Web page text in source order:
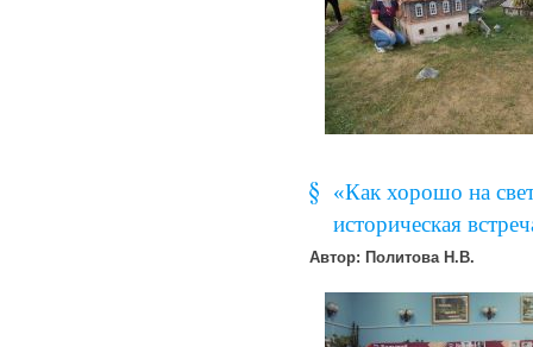
«Как хорошо на
историческая
Автор: Политова Н.В.